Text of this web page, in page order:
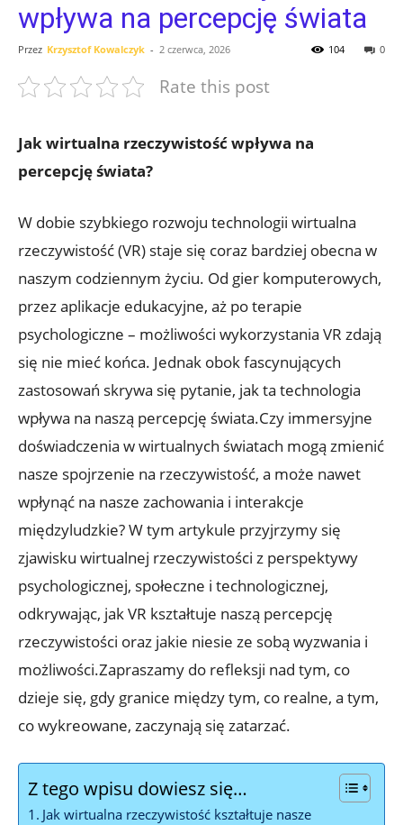
wpływa na percepcję świata
Przez Krzysztof Kowalczyk - 2 czerwca, 2026 0
104
Rate this post
Jak ‍wirtualna rzeczywistość wpływa​ na
percepcję ‌świata?
W⁤ dobie szybkiego rozwoju technologii wirtualna‌
rzeczywistość (VR) staje ‌się ​coraz ⁤bardziej obecna w
naszym codziennym życiu.⁣ Od gier komputerowych,
przez ⁣aplikacje⁣ edukacyjne, ‌aż po terapie
psychologiczne – możliwości wykorzystania VR zdają
⁢się nie mieć końca. Jednak ‍obok ⁢fascynujących​
zastosowań skrywa się ‌pytanie,⁣ jak ta technologia
wpływa na ⁤naszą percepcję świata.Czy‌ immersyjne
doświadczenia w⁤ wirtualnych światach⁣ mogą zmienić
nasze spojrzenie na rzeczywistość, a może nawet
wpłynąć na nasze⁢ zachowania⁢ i interakcje
międzyludzkie? W​ tym artykule‌ przyjrzymy⁢ się⁢
zjawisku wirtualnej rzeczywistości z perspektywy‍
psychologicznej,​ społeczne i technologicznej,
odkrywając, jak VR​ kształtuje naszą percepcję
rzeczywistości⁤ oraz jakie niesie‌ ze sobą⁢ wyzwania i
możliwości.Zapraszamy ⁤do refleksji nad ​tym,⁤ co
dzieje się, gdy granice między tym, co realne, a tym,
co ‍wykreowane, ​zaczynają się⁤ zatarzać.
Z tego wpisu dowiesz się…
Jak⁢ wirtualna rzeczywistość kształtuje nasze